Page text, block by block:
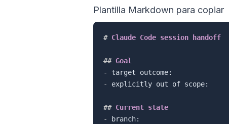
Plantilla Markdown para copiar
# Claude Code session handoff
## Goal
-
-
explicitly out of scope:
## Current state
-